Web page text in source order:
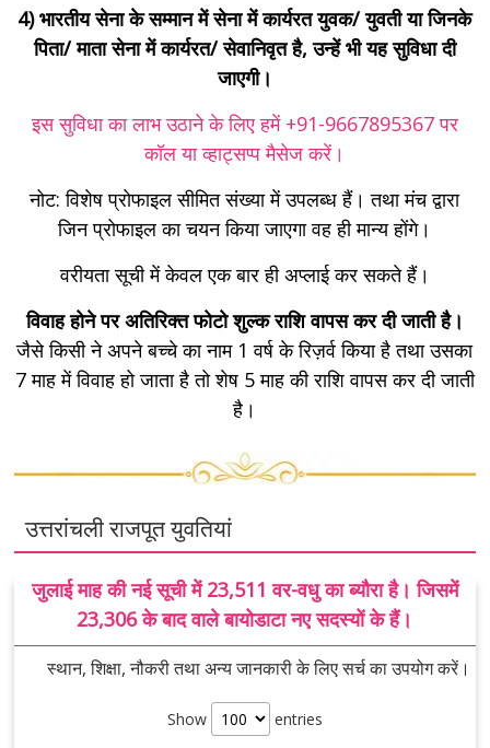
4) भारतीय सेना के सम्मान में सेना में कार्यरत युवक/ युवती या जिनके
पिता/ माता सेना में कार्यरत/ सेवानिवृत है, उन्हें भी यह सुविधा दी
जाएगी।
इस सुविधा का लाभ उठाने के लिए हमें +91-9667895367पर
कॉल या व्हाट्सप्प मैसेज करें।
नोट: विशेष प्रोफाइल सीमित संख्या में उपलब्ध हैं। तथा मंच द्वारा
जिन प्रोफाइल का चयन किया जाएगा वह ही मान्य होंगे।
वरीयता सूची में केवल एक बार ही अप्लाई कर सकते हैं।
विवाह होने पर अतिरिक्त फोटो शुल्क राशि वापस कर दी जाती है।
जैसे किसी ने अपने बच्चे का नाम 1 वर्ष के रिज़र्व किया है तथा उसका
7 माह में विवाह हो जाता है तो शेष 5 माह की राशि वापस कर दी जाती
है।
उत्तरांचली राजपूत युवतियां
जुलाई माह की नई सूची में 23,511 वर-वधु का ब्यौरा है। जिसमें
23,306 के बाद वाले बायोडाटा नए सदस्यों के हैं।
स्थान, शिक्षा, नौकरी तथा अन्य जानकारी के लिए सर्च का उपयोग करें।
Show entries